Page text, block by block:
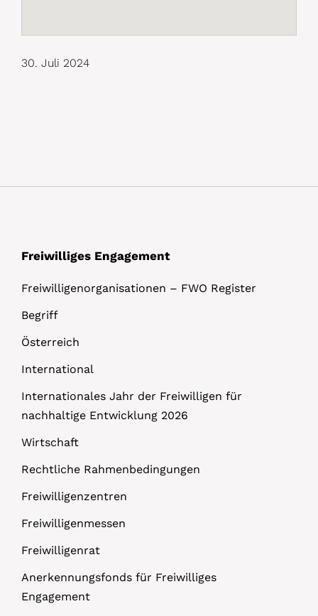
30. Juli 2024
Freiwilliges Engagement
Freiwilligenorganisationen – FWO Register
Begriff
Österreich
International
Internationales Jahr der Freiwilligen für
nachhaltige Entwicklung 2026
Wirtschaft
Rechtliche Rahmenbedingungen
Freiwilligenzentren
Freiwilligenmessen
Freiwilligenrat
Anerkennungsfonds für Freiwilliges
Engagement